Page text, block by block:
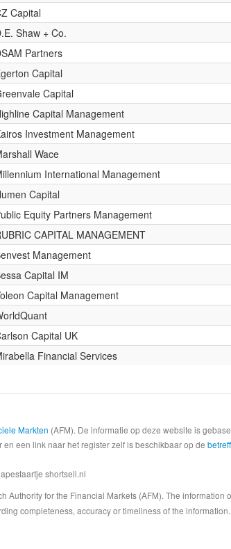
Capital
Shaw + Co.
Partners
Capital
Capital
Capital Management
Investment Management
Wace
International Management
Capital
Equity Partners Management
CAPITAL MANAGEMENT
Management
Capital IM
Capital Management
Capital UK
Financial Services
Markten (AFM). De informatie op deze website is
een link naar het register zelf is beschikbaar op de
shortsell.nl
Authority for the Financial Markets (AFM). The
completeness, accuracy or timeliness of the information.